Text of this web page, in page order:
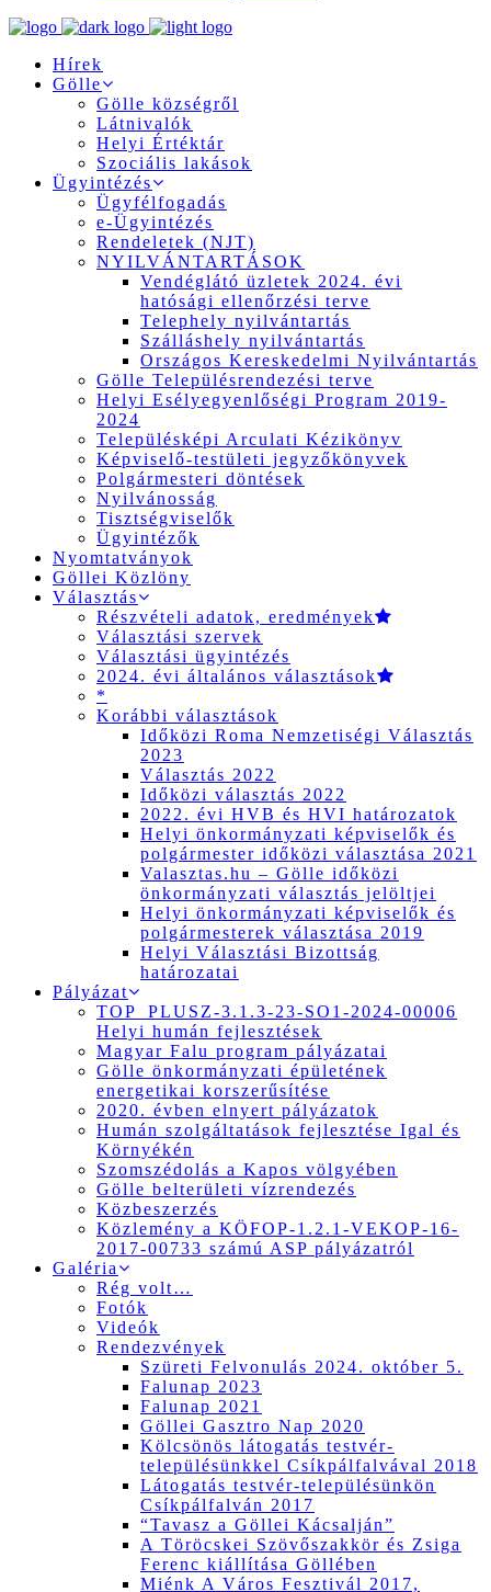
Hírek
Gölle
Gölle községről
Látnivalók
Helyi Értéktár
Szociális lakások
Ügyintézés
Ügyfélfogadás
e-Ügyintézés
Rendeletek (NJT)
NYILVÁNTARTÁSOK
Vendéglátó üzletek 2024. évi
hatósági ellenőrzési terve
Telephely nyilvántartás
Szálláshely nyilvántartás
Országos Kereskedelmi Nyilvántartás
Gölle Településrendezési terve
Helyi Esélyegyenlőségi Program 2019-
2024
Településképi Arculati Kézikönyv
Képviselő-testületi jegyzőkönyvek
Polgármesteri döntések
Nyilvánosság
Tisztségviselők
Ügyintézők
Nyomtatványok
Göllei Közlöny
Választás
Részvételi adatok, eredmények
Választási szervek
Választási ügyintézés
2024. évi általános választások
*
Korábbi választások
Időközi Roma Nemzetiségi Választás
2023
Választás 2022
Időközi választás 2022
2022. évi HVB és HVI határozatok
Helyi önkormányzati képviselők és
polgármester időközi választása 2021
Valasztas.hu – Gölle időközi
önkormányzati választás jelöltjei
Helyi önkormányzati képviselők és
polgármesterek választása 2019
Helyi Választási Bizottság
határozatai
Pályázat
TOP_PLUSZ-3.1.3-23-SO1-2024-00006
Helyi humán fejlesztések
Magyar Falu program pályázatai
Gölle önkormányzati épületének
energetikai korszerűsítése
2020. évben elnyert pályázatok
Humán szolgáltatások fejlesztése Igal és
Környékén
Szomszédolás a Kapos völgyében
Gölle belterületi vízrendezés
Közbeszerzés
Közlemény a KÖFOP-1.2.1-VEKOP-16-
2017-00733 számú ASP pályázatról
Galéria
Rég volt…
Fotók
Videók
Rendezvények
Szüreti Felvonulás 2024. október 5.
Falunap 2023
Falunap 2021
Göllei Gasztro Nap 2020
Kölcsönös látogatás testvér-
településünkkel Csíkpálfalvával 2018
Látogatás testvér-településünkön
Csíkpálfalván 2017
“Tavasz a Göllei Kácsalján”
A Töröcskei Szövőszakkör és Zsiga
Ferenc kiállítása Göllében
Miénk A Város Fesztivál 2017,